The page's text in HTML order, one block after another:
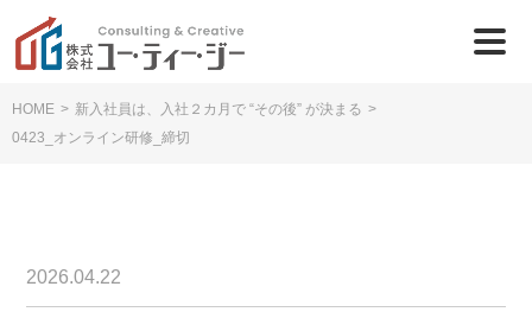
HOME > 新入社員は、入社２カ月で “その後” が決まる >
0423_オンライン研修_締切
2026.04.22